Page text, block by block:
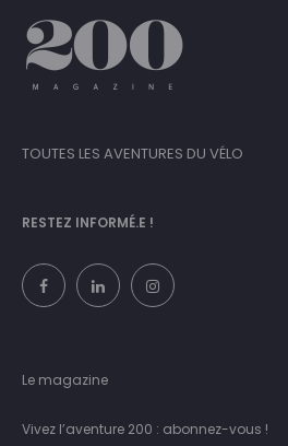
TOUTES LES AVENTURES DU VÉLO
RESTEZ INFORMÉ.E !
Le magazine
Vivez l’aventure 200 : abonnez-vous !